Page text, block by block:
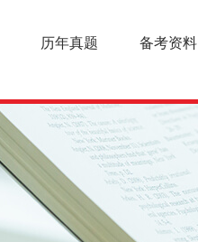
历年真题 备考资料